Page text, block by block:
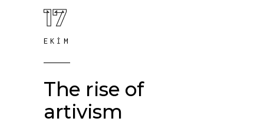
17
EKIM
The rise of
artivism